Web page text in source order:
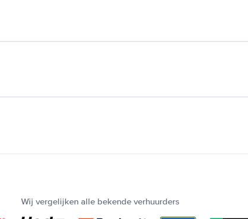
Wij vergelijken alle bekende verhuurders